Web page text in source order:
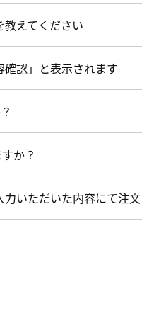
えてください
認」と表示されます
か？
いただいた内容にて注